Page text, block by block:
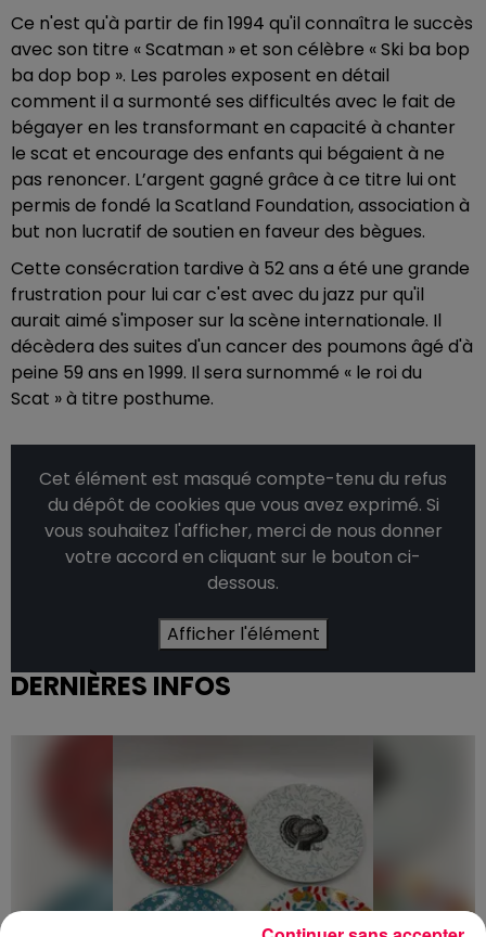
Ce n'est qu'à partir de fin 1994 qu'il connaîtra le succès
avec son titre « Scatman » et son célèbre « Ski ba bop
ba dop bop ». Les paroles exposent en détail
comment il a surmonté ses difficultés avec le fait de
bégayer en les transformant en capacité à chanter
le scat et encourage des enfants qui bégaient à ne
pas renoncer. L’argent gagné grâce à ce titre lui ont
permis de fondé la Scatland Foundation, association à
but non lucratif de soutien en faveur des bègues.
Cette consécration tardive à 52 ans a été une grande
frustration pour lui car c'est avec du jazz pur qu'il
aurait aimé s'imposer sur la scène internationale. Il
décèdera des suites d'un cancer des poumons âgé d'à
peine 59 ans en 1999. Il sera surnommé « le roi du
Scat » à titre posthume.
Cet élément est masqué compte-tenu du refus
du dépôt de cookies que vous avez exprimé. Si
vous souhaitez l'afficher, merci de nous donner
votre accord en cliquant sur le bouton ci-
dessous.
Afficher l'élément
DERNIÈRES INFOS